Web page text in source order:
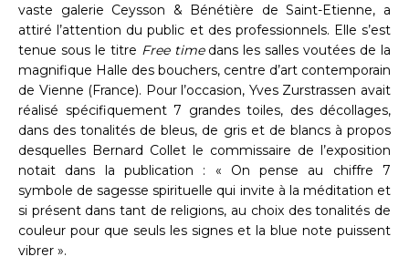
vaste galerie Ceysson & Bénétière de Saint-Etienne, a
attiré l’attention du public et des professionnels. Elle s’est
tenue sous le titre Free timedans les salles voutées de la
magnifique Halle des bouchers, centre d’art contemporain
de Vienne (France). Pour l’occasion, Yves Zurstrassen avait
réalisé spécifiquement 7 grandes toiles, des décollages,
dans des tonalités de bleus, de gris et de blancs à propos
desquelles Bernard Collet le commissaire de l’exposition
notait dans la publication : « On pense au chiffre 7
symbole de sagesse spirituelle qui invite à la méditation et
si présent dans tant de religions, au choix des tonalités de
couleur pour que seuls les signes et la blue note puissent
vibrer ».